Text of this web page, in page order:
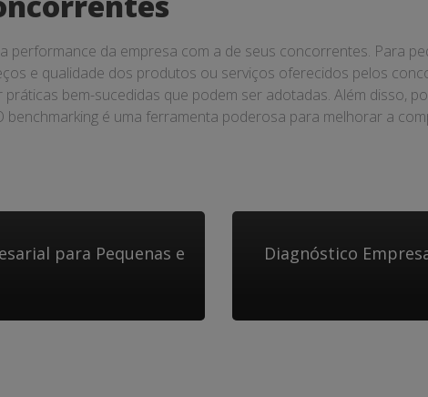
performance da empresa com a de seus concorrentes. Para
e qualidade dos produtos ou serviços oferecidos pelos
bem-sucedidas que podem ser adotadas. Além disso,
é uma ferramenta poderosa para melhorar a
para Pequenas e
Diagnóstico